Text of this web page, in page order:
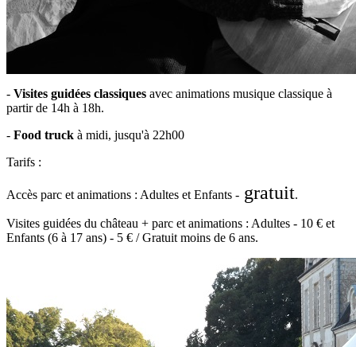
- Visites guidées classiques avec animations musique classique à
partir de 14h à 18h.
- Food truck à midi, jusqu'à 22h00
Tarifs :
Accès parc et animations : Adultes et Enfants - gratuit.
Visites guidées du château + parc et animations : Adultes - 10 € et
Enfants (6 à 17 ans) - 5 € / Gratuit moins de 6 ans.